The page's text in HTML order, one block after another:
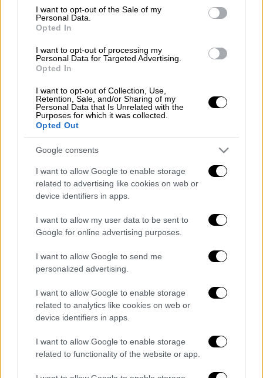
consent section.
I want to opt-out of the Sale of my
Personal Data.
Opted In
I want to opt-out of processing my
Personal Data for Targeted Advertising.
Opted In
I want to opt-out of Collection, Use,
Retention, Sale, and/or Sharing of my
Personal Data that Is Unrelated with the
Purposes for which it was collected.
Opted Out
Google consents
I want to allow Google to enable storage
related to advertising like cookies on web or
device identifiers in apps.
I want to allow my user data to be sent to
Google for online advertising purposes.
I want to allow Google to send me
personalized advertising.
I want to allow Google to enable storage
related to analytics like cookies on web or
device identifiers in apps.
I want to allow Google to enable storage
related to functionality of the website or app.
Εκτέλεση
Ζεσταίνετε το ελαιόλαδο και σοτάρετε
τα κρεμμύδια και το φινόκιο για 5΄-6΄.
και ανακατεύετε
για 2’-3’. Ρίχνετε και τις αγκινάρεςκαι
περίπου μέχρι να εξατμισθούν τα υγρά.
Κατόπιν προσθέτετε τον υπόλοιπο
ζωμό και αλατοπίπερο και συνεχίζετε
το βράσιμο για 7΄μέχρι να μαλακώσει το
ρύζι και απορροφηθούν πάλι τα υγρά.
Προσθέτετε στο τέλος τον άνηθο,
4-5 κουταλιές της σούπας
ελαιόλαδο
1 φινόκιο, κομμένο σε φέτες
800 ml ζωμός ή λαχανικών
ο χυμός 1 λεμονιού
2 κουταλιές της σούπας άνηθο ή
μαϊντανό ψιλοκομμένο
αλάτι, πιπέρι φρεσκοτριμμένο